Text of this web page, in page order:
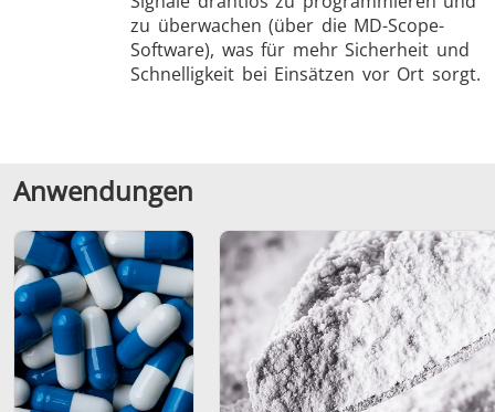
zu überwachen (über die MD-Scope-
Software), was für mehr Sicherheit und
Schnelligkeit bei Einsätzen vor Ort sorgt.
Anwendungen